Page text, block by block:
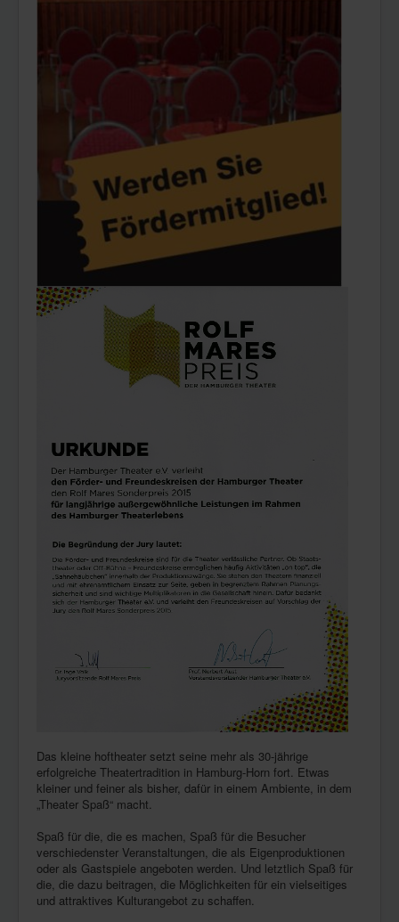
Das kleine hoftheater setzt seine mehr als 30-jährige
erfolgreiche Theatertradition in Hamburg-Horn fort. Etwas
kleiner und feiner als bisher, dafür in einem Ambiente, in dem
„Theater Spaß“ macht.
Spaß für die, die es machen, Spaß für die Besucher
verschiedenster Veranstaltungen, die als Eigenproduktionen
oder als Gastspiele angeboten werden. Und letztlich Spaß für
die, die dazu beitragen, die Möglichkeiten für ein vielseitiges
und attraktives Kulturangebot zu schaffen.